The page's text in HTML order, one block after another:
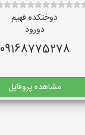
دوختکده فهیم
دورود
09168775278
مشاهده پروفایل